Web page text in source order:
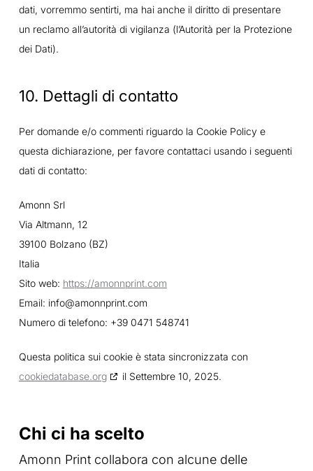
dati, vorremmo sentirti, ma hai anche il diritto di presentare
un reclamo all’autorità di vigilanza (l’Autorità per la Protezione
dei Dati).
10. Dettagli di contatto
Per domande e/o commenti riguardo la Cookie Policy e
questa dichiarazione, per favore contattaci usando i seguenti
dati di contatto:
Amonn Srl
Via Altmann, 12
39100 Bolzano (BZ)
Italia
Sito web: https://amonnprint.com
Email: info@amonnprint.com
Numero di telefono: +39 0471 548741
Questa politica sui cookie è stata sincronizzata con
cookiedatabase.org
il Settembre 10, 2025.
Chi ci ha scelto
Amonn Print collabora con alcune delle